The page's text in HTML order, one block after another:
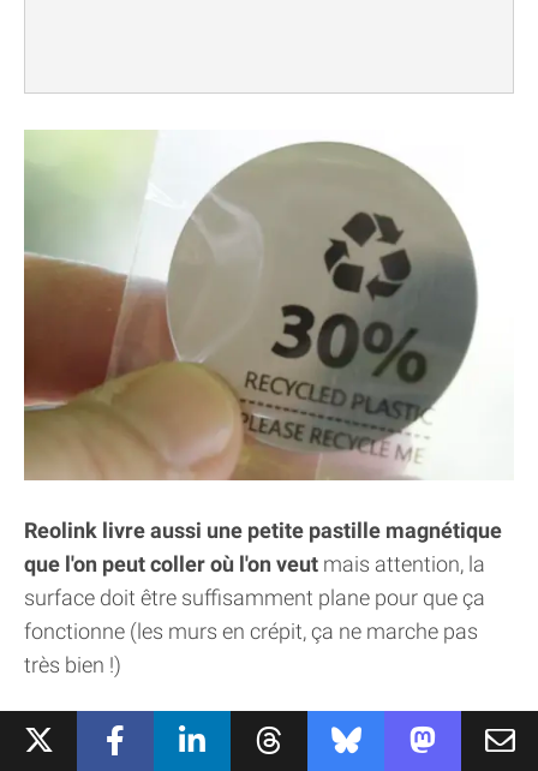
Reolink livre aussi une petite pastille magnétique
que l'on peut coller où l'on veut mais attention, la
surface doit être suffisamment plane pour que ça
fonctionne (les murs en crépit, ça ne marche pas
très bien !)